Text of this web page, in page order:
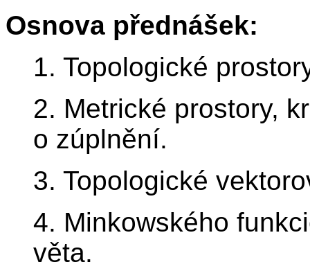
Osnova přednášek:
1. Topologické
2. Metrické prostory,
o zúplnění.
3. Topologické
4. Minkowského
věta.